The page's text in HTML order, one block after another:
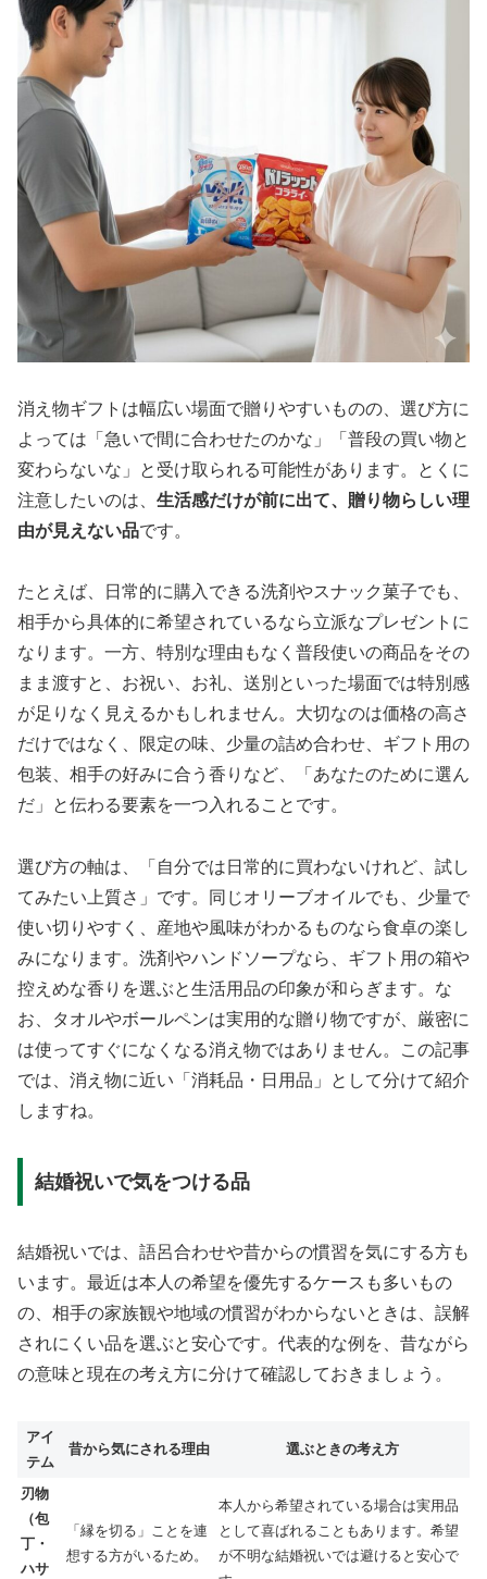
消え物ギフトは幅広い場面で贈りやすいものの、選び方に
よっては「急いで間に合わせたのかな」「普段の買い物と
変わらないな」と受け取られる可能性があります。とくに
注意したいのは、 生活感だけが前に出て、贈り物らしい理
由が見えない品です。
たとえば、日常的に購入できる洗剤やスナック菓子でも、
相手から具体的に希望されているなら立派なプレゼントに
なります。一方、特別な理由もなく普段使いの商品をその
まま渡すと、お祝い、お礼、送別といった場面では特別感
が足りなく見えるかもしれません。大切なのは価格の高さ
だけではなく、限定の味、少量の詰め合わせ、ギフト用の
包装、相手の好みに合う香りなど、「あなたのために選ん
だ」と伝わる要素を一つ入れることです。
選び方の軸は、
「自分では日常的に買わないけれど、試し
てみたい上質さ」 です。同じオリーブオイルでも、少量で
使い切りやすく、産地や風味がわかるものなら食卓の楽し
みになります。洗剤やハンドソープなら、ギフト用の箱や
控えめな香りを選ぶと生活用品の印象が和らぎます。な
お、タオルやボールペンは実用的な贈り物ですが、厳密に
は使ってすぐになくなる消え物ではありません。この記事
では、消え物に近い「消耗品・日用品」として分けて紹介
しますね。
結婚祝いで気をつける品
結婚祝いでは、語呂合わせや昔からの慣習を気にする方も
います。最近は本人の希望を優先するケースも多いもの
の、相手の家族観や地域の慣習がわからないときは、誤解
されにくい品を選ぶと安心です。代表的な例を、昔ながら
の意味と現在の考え方に分けて確認しておきましょう。
アイ
テム
昔から気にされる理由 選ぶときの考え方
刃物
（包
丁・
ハサ
「縁を切る」ことを連
想する方がいるため。
本人から希望されている場合は実用品
として喜ばれることもあります。希望
が不明な結婚祝いでは避けると安心で